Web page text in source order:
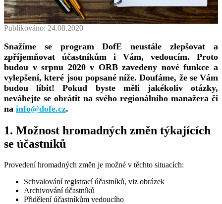
Publikováno: 24.08.2020
Snažíme se program DofE neustále zlepšovat a
zpříjemňovat účastníkům i Vám, vedoucím. Proto
budou v srpnu 2020 v ORB zavedeny nové funkce a
vylepšení, které jsou popsané níže. Doufáme, že se Vám
budou líbit! Pokud byste měli jakékoliv otázky,
neváhejte se obrátit na svého regionálního manažera či
na info@dofe.cz.
1. Možnost hromadných změn týkajících
se účastníků
Provedení hromadných změn je možné v těchto situacích:
Schvalování registrací účastníků, viz obrázek
Archivování účastníků
Přidělení účastníkům vedoucího